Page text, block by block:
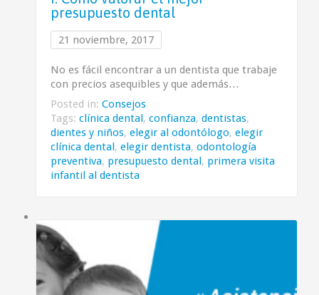
presupuesto dental
21 noviembre, 2017
No es fácil encontrar a un dentista que trabaje
con precios asequibles y que además…
Posted in: Consejos
Tags: clínica dental, confianza, dentistas,
dientes y niños, elegir al odontólogo, elegir
clínica dental, elegir dentista, odontología
preventiva, presupuesto dental, primera visita
infantil al dentista